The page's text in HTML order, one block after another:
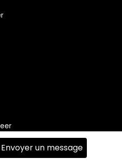
Envoyer un message